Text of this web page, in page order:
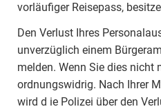
vorläufiger Reisepass,
Den Verlust Ihres
unverzüglich einem
melden. Wenn Sie dies nicht
ordnungswidrig. Nach Ihrer
wird d ie Polizei über den